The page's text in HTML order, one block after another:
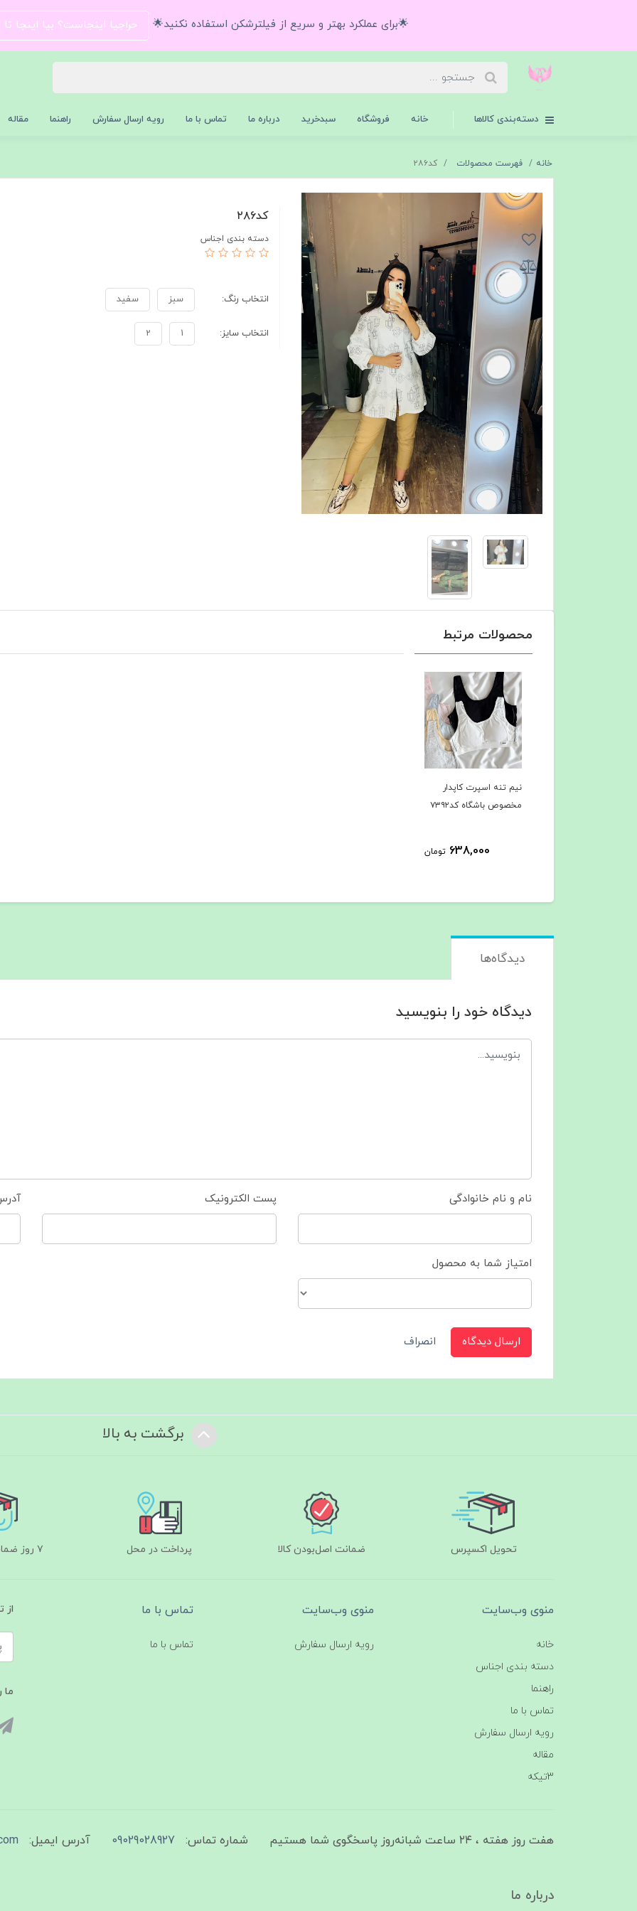
🌟برای عملکرد بهتر و سریع از فیلترشکن استفاده نکنید🌟 حراجیا اینجاست؟ بیا اینجا
دسته‌بندی کالاها خانه فروشگاه سبدخرید درباره ما تماس با ما رویه ارسال سفارش راهنما مقاله
خانه فهرست محصولات كد٢٨٦
كد٢٨٦
دسته بندی اجناس
انتخاب رنگ: سبز سفيد
انتخاب سايز: 1
2
محصولات مرتبط
نیم تنه اسپرت کاپدار
مخصوص باشگاه کد۷۳۹۲
638,000 تومان
دیدگاه‌ها
دیدگاه خود را بنویسید
نام و نام خانوادگی پست الکترونیک
امتیاز شما به محصول
ارسال دیدگاه انصراف
برگشت به بالا
تحویل اکسپرس ضمانت اصل‌بودن کالا پرداخت در محل ۷ روز ضمانت بازگشت
منوی وب‌سایت
خانه
دسته بندی اجناس
راهنما
تماس با ما
رویه ارسال سفارش
مقاله
3تیکه
منوی وب‌سایت
رویه ارسال سفارش
تماس با ما
تماس با ما
از
ما
هفت روز هفته ، ۲۴ ساعت شبانه‌روز پاسخگوی شما هستیم شماره تماس: 09029028927 آدرس ایمیل:
درباره ما